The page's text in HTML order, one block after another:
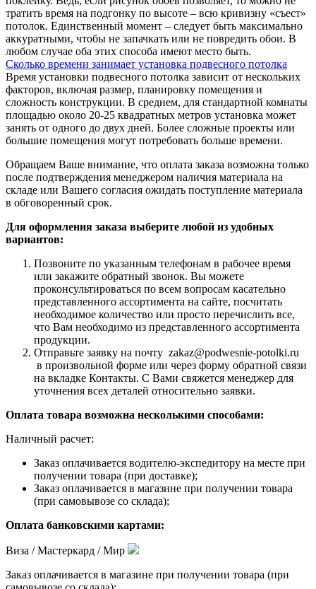
тратить время на подгонку по высоте – всю кривизну «съест»
потолок. Единственный момент – следует быть максимально
аккуратными, чтобы не запачкать или не повредить обои. В
любом случае оба этих способа имеют место быть.
Сколько времени занимает установка подвесного потолка
Время установки подвесного потолка зависит от нескольких
факторов, включая размер, планировку помещения и
сложность конструкции. В среднем, для стандартной комнаты
площадью около 20-25 квадратных метров установка может
занять от одного до двух дней. Более сложные проекты или
большие помещения могут потребовать больше времени.
Обращаем Ваше внимание, что оплата заказа возможна только
после подтверждения менеджером наличия материала на
складе или Вашего согласия ожидать поступление материала
в обговоренный срок.
Для оформления заказа выберите любой из удобных
вариантов:
Позвоните по указанным телефонам в рабочее время
или закажите обратный звонок. Вы можете
проконсультироваться по всем вопросам касательно
представленного ассортимента на сайте, посчитать
необходимое количество или просто перечислить все,
что Вам необходимо из представленного ассортимента
продукции.
Отправьте заявку на почту zakaz@podwesnie-potolki.ru
в произвольной форме или через форму обратной связи
на вкладке Контакты. С Вами свяжется менеджер для
уточнения всех деталей относительно заявки.
Оплата товара возможна несколькими способами:
Наличный расчет:
Заказ оплачивается водителю-экспедитору на месте при
получении товара (при доставке);
Заказ оплачивается в магазине при получении товара
(при самовывозе со склада);
Оплата банковскими картами:
Виза / Мастеркард / Мир
Заказ оплачивается в магазине при получении товара (при